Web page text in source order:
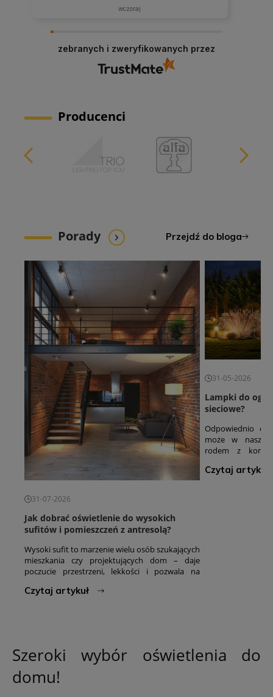
zebranych i zweryfikowanych przez
Producenci
Porady Przejdź do bloga
31-07-2026
Jak dobrać oświetlenie do wysokich
sufitów i pomieszczeń z antresolą?
Wysoki sufit to marzenie wielu osób szukających
mieszkania czy projektujących dom – daje
poczucie przestrzeni, lekkości i pozwala na
standardowe rozwiązania oświetleniowe, które
żarówek, a klasyczny żyrandol zamiast budować
charakter wnętrza, znika w przestrzeni. W tym
poradniku pokazujemy, jak zaplanować
oświetlenie, które naprawdę wykorzysta
Czytaj artykuł
31-05-2026
Lampki do
sieciowe?
Odpowiednio
może w
rodem z
delikatna
Czytaj artykuł
Szeroki wybór oświetlenia do
domu!